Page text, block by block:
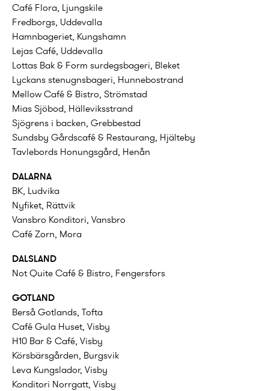
Café Flora, Ljungskile
Fredborgs, Uddevalla
Hamnbageriet, Kungshamn
Lejas Café, Uddevalla
Lottas Bak & Form surdegsbageri, Bleket
Lyckans stenugnsbageri, Hunnebostrand
Mellow Café & Bistro, Strömstad
Mias Sjöbod, Hälleviksstrand
Sjögrens i backen, Grebbestad
Sundsby Gårdscafé & Restaurang, Hjälteby
Tavlebords Honungsgård, Henån
DALARNA
BK, Ludvika
Nyfiket, Rättvik
Vansbro Konditori, Vansbro
Café Zorn, Mora
DALSLAND
Not Quite Café & Bistro, Fengersfors
GOTLAND
Berså Gotlands, Tofta
Café Gula Huset, Visby
H10 Bar & Café, Visby
Körsbärsgården, Burgsvik
Leva Kungslador, Visby
Konditori Norrgatt, Visby